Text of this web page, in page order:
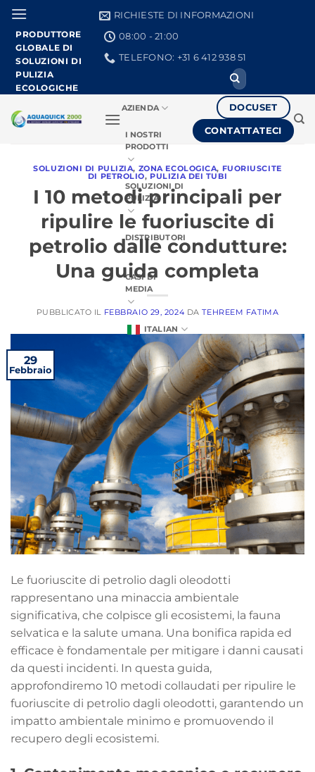
Vai
contenuto
PRODUTTORE
GLOBALE DI
SOLUZIONI DI
PULIZIA
ECOLOGICHE
RICHIESTE DI INFORMAZIONI
08:00 - 21:00
TELEFONO: +31 6 412 938 51
Ricerca
per:
AZIENDA
I NOSTRI
PRODOTTI
SOLUZIONI DI
PULIZIA
DISTRIBUTORI
CASI DI
MEDIA
ITALIAN
DOCUSET
CONTATTATECI
SOLUZIONI DI PULIZIA, ZONA ECOLOGICA, FUORIUSCITE
DI PETROLIO, PULIZIA DEI TUBI
I 10 metodi principali per
ripulire le fuoriuscite di
petrolio dalle condutture:
Una guida completa
PUBBLICATO IL FEBBRAIO 29, 2024 DATEHREEM FATIMA
29
Febbraio
Le fuoriuscite di petrolio dagli oleodotti
rappresentano una minaccia ambientale
significativa, che colpisce gli ecosistemi, la fauna
selvatica e la salute umana. Una bonifica rapida ed
efficace è fondamentale per mitigare i danni causati
da questi incidenti. In questa guida,
approfondiremo 10 metodi collaudati per ripulire le
fuoriuscite di petrolio dagli oleodotti, garantendo un
impatto ambientale minimo e promuovendo il
recupero degli ecosistemi.